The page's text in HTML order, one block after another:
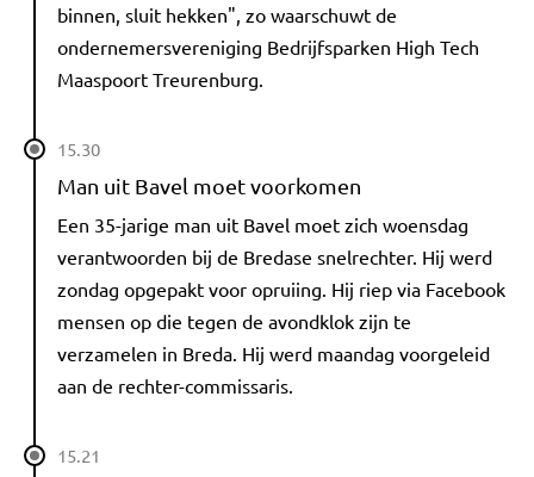
binnen, sluit hekken", zo waarschuwt de
ondernemersvereniging Bedrijfsparken High Tech
Maaspoort Treurenburg.
15.30
Man uit Bavel moet voorkomen
Een 35-jarige man uit Bavel moet zich woensdag
verantwoorden bij de Bredase snelrechter. Hij werd
zondag opgepakt voor opruiing. Hij riep via Facebook
mensen op die tegen de avondklok zijn te
verzamelen in Breda. Hij werd maandag voorgeleid
aan de rechter-commissaris.
15.21